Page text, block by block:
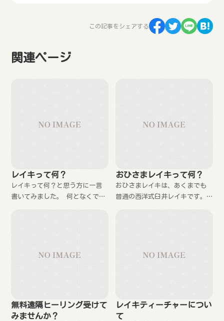
この記事をシェアする
関連ページ
レイキって何？
レイキって何？と思う方に一言
書いてみました。 何となくで良
おひさまレイキって何？
おひさまレイキは、あくまでも
普通の西洋式臼井レイキです。
無料遠隔ヒーリング受けて
みませんか？
レイキティーチャーについ
て